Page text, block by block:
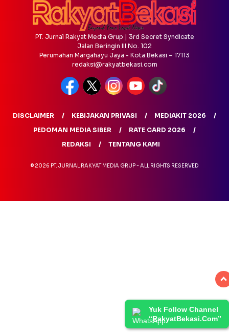
Yuk Follow Channel
“RakyatBekasi.Com”
PT. Jurnal Rakyat Media Grup | 3rd Secret Syndicate
Jalan Beringin III No. 102
Perumahan Margahayu Jaya - Kota Bekasi – 17113
redaksi@rakyatbekasi.com
DISCLAIMER KEBIJAKAN PRIVASI
MEDIAKIT 2026
PEDOMAN MEDIA SIBER
RATE CARD 2026
REDAKSI
TENTANG KAMI
© 2026 PT. JURNAL RAKYAT MEDIA GRUP - ALL RIGHTS RESERVED